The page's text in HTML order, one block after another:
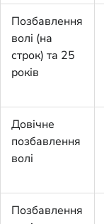
Позбавлення
волі (на
строк) та 25
років
Довічне
позбавлення
волі
Позбавлення